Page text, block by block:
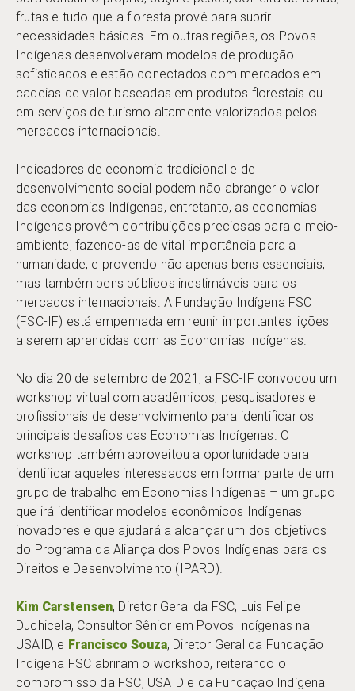
frutas e tudo que a floresta provê para suprir
necessidades básicas. Em outras regiões, os Povos
Indígenas desenvolveram modelos de produção
sofisticados e estão conectados com mercados em
cadeias de valor baseadas em produtos florestais ou
em serviços de turismo altamente valorizados pelos
mercados internacionais.
Indicadores de economia tradicional e de
desenvolvimento social podem não abranger o valor
das economias Indígenas, entretanto, as economias
Indígenas provêm contribuições preciosas para o meio-
ambiente, fazendo-as de vital importância para a
humanidade, e provendo não apenas bens essenciais,
mas também bens públicos inestimáveis para os
mercados internacionais. A Fundação Indígena FSC
(FSC-IF) está empenhada em reunir importantes lições
a serem aprendidas com as Economias Indígenas.
No dia 20 de setembro de 2021, a FSC-IF convocou um
workshop virtual com acadêmicos, pesquisadores e
profissionais de desenvolvimento para identificar os
principais desafios das Economias Indígenas. O
workshop também aproveitou a oportunidade para
identificar aqueles interessados em formar parte de um
grupo de trabalho em Economias Indígenas – um grupo
que irá identificar modelos econômicos Indígenas
inovadores e que ajudará a alcançar um dos objetivos
do Programa da Aliança dos Povos Indígenas para os
Direitos e Desenvolvimento (IPARD).
Kim Carstensen, Diretor Geral da FSC, Luis Felipe
Duchicela, Consultor Sênior em Povos Indígenas na
USAID, e Francisco Souza, Diretor Geral da Fundação
Indígena FSC abriram o workshop, reiterando o
compromisso da FSC, USAID e da Fundação Indígena